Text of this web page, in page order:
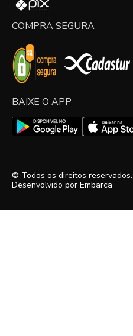
COMPRA SEGURA
BAIXE O APP
© Todos os direitos reservados.
Desenvolvido por Embarca